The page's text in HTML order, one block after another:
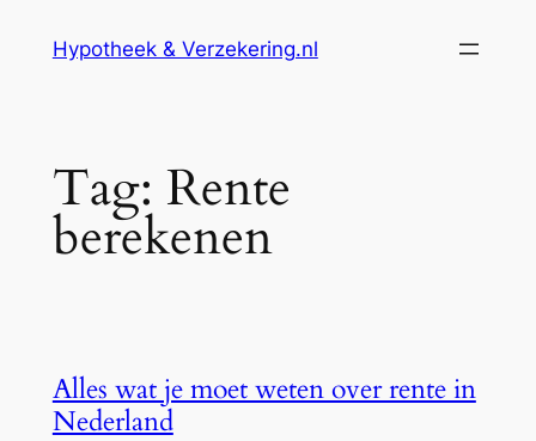
Hypotheek & Verzekering.nl
Tag: Rente
berekenen
Alles wat je moet weten over rente in
Nederland